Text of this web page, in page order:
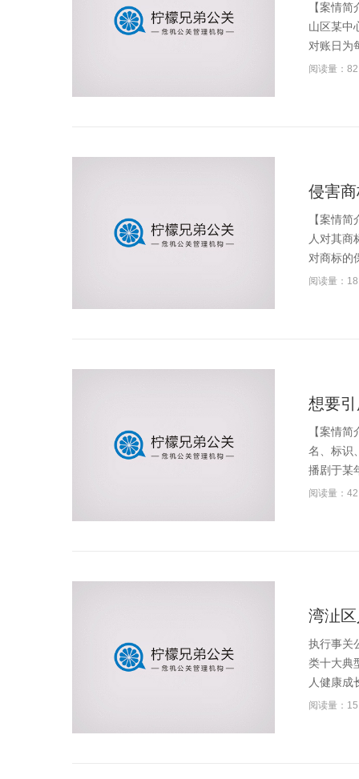
【案情
山区某中
对账日为
阅读量：82
侵害
【案情
人对其商
对商标的
阅读量：18
想要
【案情
名、标识
播剧于某
阅读量：42
湾沚
执行事关
类十大典
人健康成
阅读量：15